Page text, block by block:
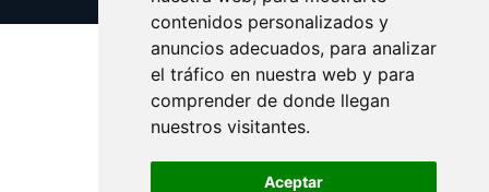
contenidos personalizados y
anuncios adecuados, para analizar
el tráfico en nuestra web y para
comprender de donde llegan
nuestros visitantes.
Aceptar